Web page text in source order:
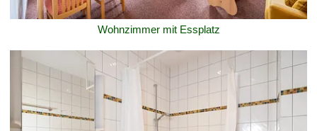
Wohnzimmer mit Essplatz